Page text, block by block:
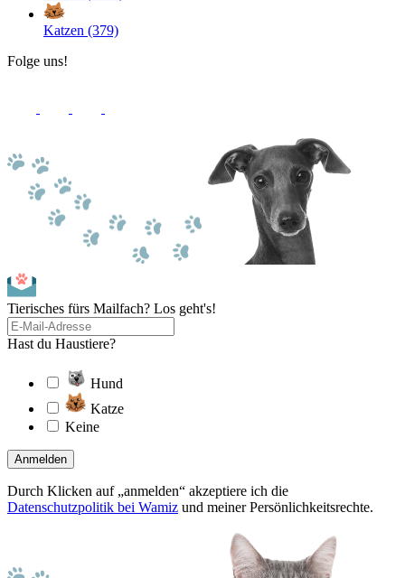
Katzen (379)
Folge uns!
Tierisches fürs Mailfach? Los geht's!
Hast du Haustiere?
Hund
Katze
Keine
Anmelden
Durch Klicken auf „anmelden“ akzeptiere ich die
Datenschutzpolitik bei Wamiz und meiner Persönlichkeitsrechte.